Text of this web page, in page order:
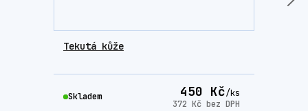
Tekutá kůže
450 Kč/ks
372 Kč bez DPH
Skladem